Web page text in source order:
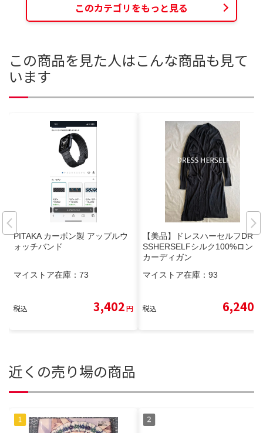
このカテゴリをもっと見る
この商品を見た人はこんな商品も見て
います
PITAKA カーボン製 アップルウ
ォッチバンド
マイストア在庫： 73
税込 3,402円
【美品】ドレスハーセルフDRE
SSHERSELFシルク100%ロング
カーディガン
マイストア在庫： 93
税込 6,240
近くの売り場の商品